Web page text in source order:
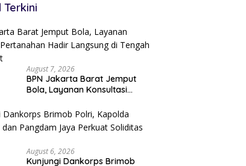
Terkini
August 7, 2026
BPN Jakarta Barat Jemput
Bola, Layanan Konsultasi
Tengah Masyarakat
August 6, 2026
Kunjungi Dankorps Brimob